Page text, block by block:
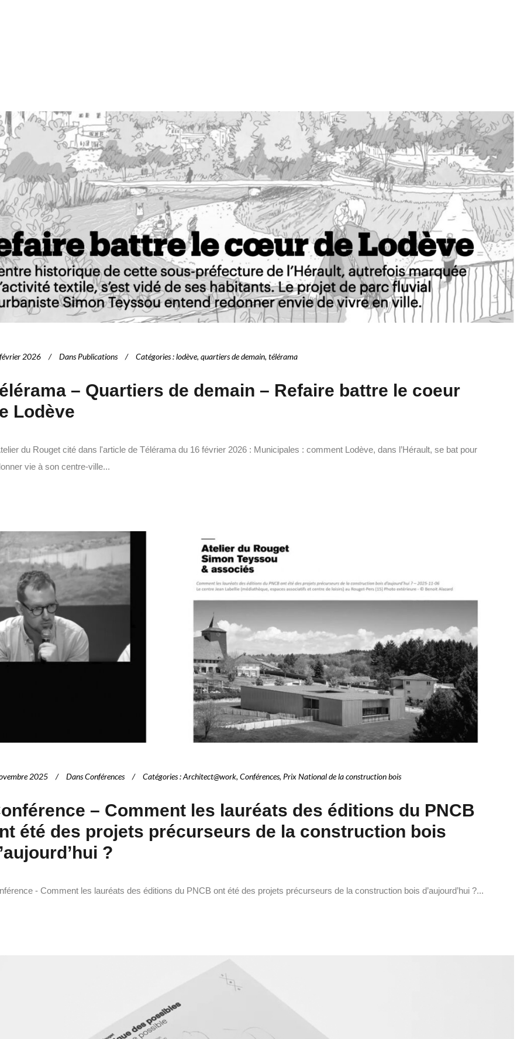
2026 Dans Publications Catégories:lodève, quartiers de demain, télérama
– Quartiers de demain – Refaire battre le coeur
Lodève
du Rouget cité dans l'article de Télérama du 16 février 2026 : Municipales : comment Lodève, dans l’Hérault, se bat pour
vie à son centre-ville...
2025 DansConférences Catégories:Architect@work, Conférences, Prix National de la construction bois
– Comment les lauréats des éditions du PNCB
été des projets précurseurs de la construction bois
?
- Comment les lauréats des éditions du PNCB ont été des projets précurseurs de la construction bois d’aujourd’hui ?...